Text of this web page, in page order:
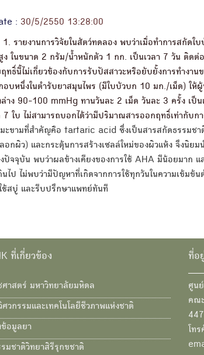
: 30/5/2550 13:28:00
1. รายงานการวิจัยในสัตว์ทดลอง พบว่าเมื่อทำการสกัด
ง ในขนาด 2 กรัม/น้ำหนักตัว 1 กก. เป็นเวลา 7 วัน ติด
ทธิ์นี้ไม่เกี่ยวข้องกับการรับปัสสาวะหรือยับยั้งการทำงา
อบหนึ่งในตำรับยาสมุนไพร (มีใบบัวบก 10 มก./เม็ด) ใ
ล่าง 90-100 mmHg ทานวันละ 2 เม็ด วันละ 3 ครั้ง เป็
ใบ ไม่สามารถบอกได้ว่ามีปริมาณสารออกฤทธิ์เท่ากับก
ะขามที่สำคัญคือ tartaric acid ซึ่งเป็นสารสกัดธรรมชา
กผิว) และกระตุ้นการสร้างเซลล์ใหม่ของผิวแห้ง จึงนิยมน
ปัจจุบัน พบว่าผลข้างเคียงของการใช้ AHA มีน้อยมาก แ
นไป ไม่พบว่ามีปัญหาที่เกิดจากการใช้ทุกวันในความเข้ม
ช้สบู่ และรีบปรึกษาแพทย์ทันที
ที่เกี่ยวข้อง
าสตร์ มหาวิทยาลัยมหิดล
วกรรมและเทคโนโลยีชีวภาพแห่งชาติ
อมูลยา
มชาติวิทยาสิรีรุกขชาติ
ที่อ
ศูน
คณ
โท